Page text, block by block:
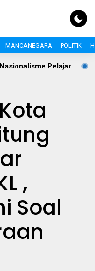
MANCANEGARA POLITIK
Pelajar Polemik
,
Soal